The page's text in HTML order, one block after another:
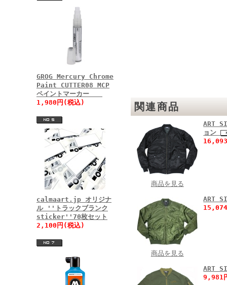
GROG Mercury Chrome
Paint CUTTER08 MCP
ペイントマーカー
1,980円(税込)
calmaart.jp オリジナ
ル ''トラックブランク
sticker''70枚セット
2,100円(税込)
関連商品
商品を見る
ART
ョン
商品を見る
ART
ART
9,981